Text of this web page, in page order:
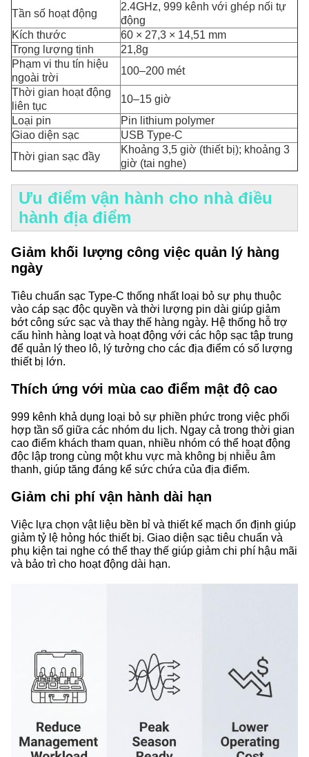
Tần số hoạt động
2.4GHz, 999 kênh với ghép nối tự
động
Kích thước
60 × 27,3 × 14,51 mm
Trọng lượng tịnh
21,8g
Phạm vi thu tín hiệu
ngoài trời
100–200 mét
Thời gian hoạt động
liên tục
10–15 giờ
Loại pin
Pin lithium polymer
Giao diện sạc
USB Type-C
Thời gian sạc đầy
Khoảng 3,5 giờ (thiết bị); khoảng 3
giờ (tai nghe)
Ưu điểm vận hành cho nhà điều
hành địa điểm
Giảm khối lượng công việc quản lý hàng
ngày
Tiêu chuẩn sạc Type-C thống nhất loại bỏ sự phụ thuộc
vào cáp sạc độc quyền và thời lượng pin dài giúp giảm
bớt công sức sạc và thay thế hàng ngày. Hệ thống hỗ trợ
cấu hình hàng loạt và hoạt động với các hộp sạc tập trung
để quản lý theo lô, lý tưởng cho các địa điểm có số lượng
thiết bị lớn.
Thích ứng với mùa cao điểm mật độ cao
999 kênh khả dụng loại bỏ sự phiền phức trong việc phối
hợp tần số giữa các nhóm du lịch. Ngay cả trong thời gian
cao điểm khách tham quan, nhiều nhóm có thể hoạt động
độc lập trong cùng một khu vực mà không bị nhiễu âm
thanh, giúp tăng đáng kể sức chứa của địa điểm.
Giảm chi phí vận hành dài hạn
Việc lựa chọn vật liệu bền bỉ và thiết kế mạch ổn định giúp
giảm tỷ lệ hỏng hóc thiết bị. Giao diện sạc tiêu chuẩn và
phụ kiện tai nghe có thể thay thế giúp giảm chi phí hậu mãi
và bảo trì cho hoạt động dài hạn.